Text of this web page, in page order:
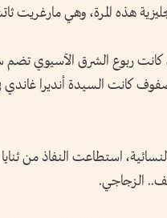
هذه المرة، وهي مارغريت
كانت ربوع الشرق الآسيوي
كانت السيدة أنديرا غاندي
استطاعت النفاذ من
الزجاجي.